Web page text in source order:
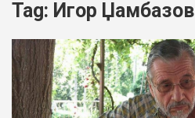
Tag: Игор Џамбазов